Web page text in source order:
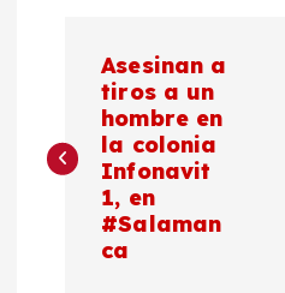
v
Asesinan a
tiros a un
hombre en
la colonia
Infonavit
1, en
#Salaman
ca